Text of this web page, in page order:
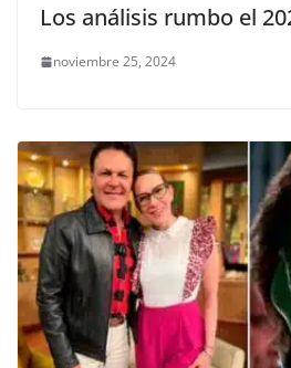
Los análisis rumbo el
noviembre 25, 2024